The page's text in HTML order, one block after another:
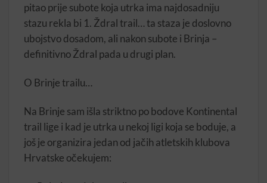
pitao prije subote koja utrka ima najdosadniju
stazu rekla bi 1. Ždral trail… ta staza je doslovno
ubojstvo dosadom, ali nakon subote i Brinja –
definitivno Ždral pada u drugi plan.
O Brinje trailu…
Na Brinje sam išla striktno po bodove Kontinental
trail lige i kad je utrka u nekoj ligi koja se boduje, a
još je organizira jedan od jačih atletskih klubova
Hrvatske očekujem: